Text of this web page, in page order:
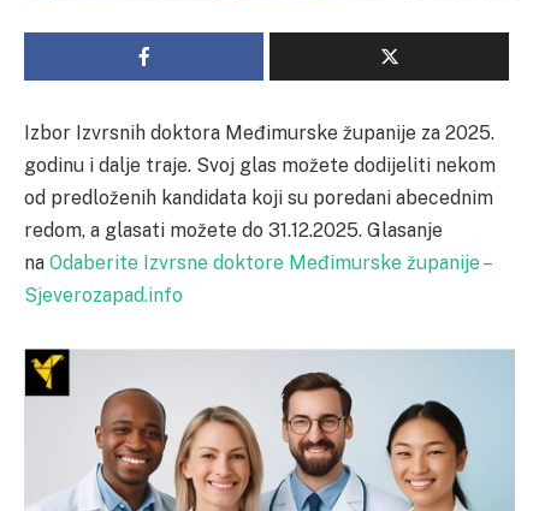
Izbor Izvrsnih doktora Međimurske županije za 2025.
godinu i dalje traje. Svoj glas možete dodijeliti nekom
od predloženih kandidata koji su poredani abecednim
redom, a glasati možete do 31.12.2025. Glasanje
na Odaberite Izvrsne doktore Međimurske županije –
Sjeverozapad.info